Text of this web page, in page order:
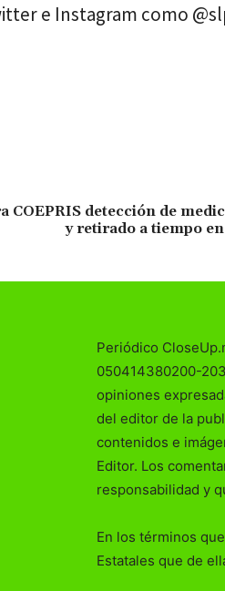
e Instagram como
COEPRIS detección de
y retirado a tiempo
Periódico
050414380200-
opiniones
del editor de la
contenidos e
Editor. Los
responsabilidad y
En los términos
Estatales que de